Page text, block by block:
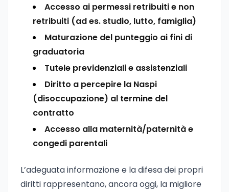
Accesso ai permessi retribuiti e non
retribuiti (ad es. studio, lutto, famiglia)
Maturazione del punteggio ai fini di
graduatoria
Tutele previdenziali e assistenziali
Diritto a percepire la Naspi
(disoccupazione) al termine del
contratto
Accesso alla maternità/paternità e
congedi parentali
L’adeguata informazione e la difesa dei propri
diritti rappresentano, ancora oggi, la migliore